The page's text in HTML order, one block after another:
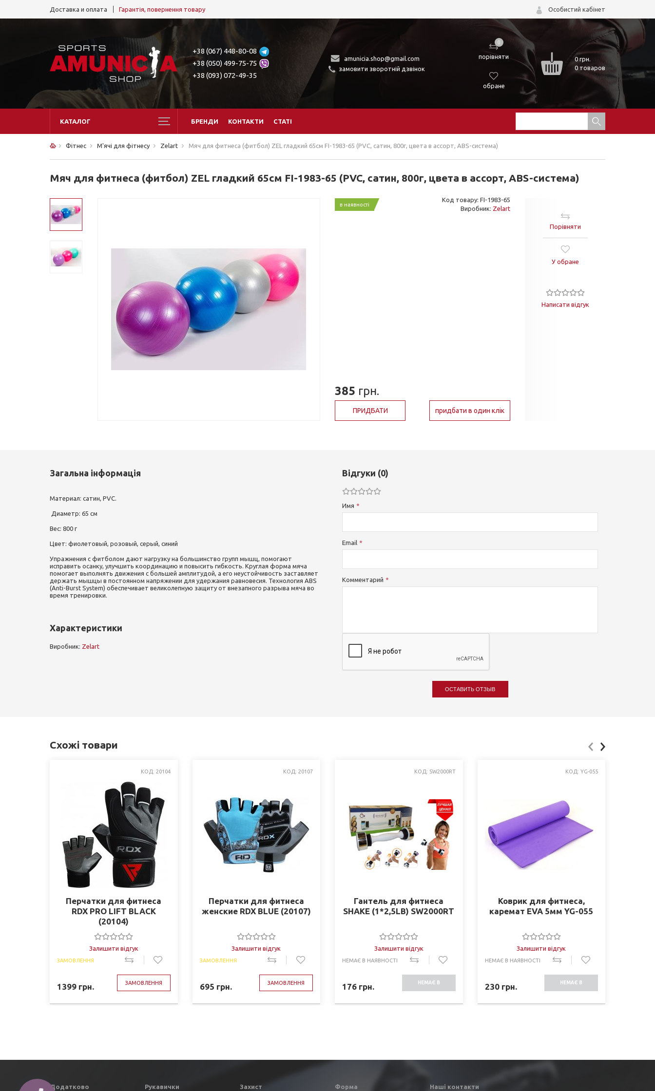
Доставка и оплата Гарантія, повернення товару Особистий кабінет
+38 (067) 448-80-08
+38 (050) 499-75-75
+38 (093) 072-49-35
amunicia.shop@gmail.com
замовити зворотній дзвінок
0
порівняти
обране
0грн.
0 товаров
КАТАЛОГ БРЕНДИ КОНТАКТИ СТАТІ
Фітнес М'ячі для фітнесу Zelart Мяч для фитнеса (фитбол) ZEL гладкий 65см FI-1983-65 (PVC, сатин, 800г, цвета в ассорт, ABS-система)
Мяч для фитнеса (фитбол) ZEL гладкий 65см FI-1983-65 (PVC, сатин, 800г, цвета в ассорт, ABS-система)
в наявності
Код товару: FI-1983-65
Виробник: Zelart
385 грн.
ПРИДБАТИ придбати в один клік
Порівняти
У обране
Написати відгук
Загальна інформація
Материал: сатин, PVC.
Диаметр: 65 см
Вес: 800 г
Цвет: фиолетовый, розовый, серый, синий
Упражнения с фитболом дают нагрузку на большинство групп мышц, помогают
исправить осанку, улучшить координацию и повысить гибкость. Круглая форма мяча
помогает выполнять движения с большей амплитудой, а его неустойчивость заставляет
держать мышцы в постоянном напряжении для удержания равновесия. Технология ABS
(Anti-Burst System) обеспечивает великолепную защиту от внезапного разрыва мяча во
время тренировки.
Характеристики
Виробник: Zelart
Відгуки (0)
Имя
Email
Комментарий
ОСТАВИТЬ ОТЗЫВ
Схожі товари
КОД: 20104
Перчатки для фитнеса
RDX PRO LIFT BLACK
(20104)
Залишити відгук
ЗАМОВЛЕННЯ
1399 грн. ЗАМОВЛЕННЯ
КОД: 20107
Перчатки для фитнеса
женские RDX BLUE (20107)
Залишити відгук
ЗАМОВЛЕННЯ
695 грн. ЗАМОВЛЕННЯ
КОД: SW2000RT
Гантель для фитнеса
SHAKE (1*2,5LB) SW2000RT
Залишити відгук
НЕМАЄ В НАЯВНОСТІ
176 грн. НЕМАЄ В
КОД: YG-055
Коврик для фитнеса,
каремат EVA 5мм YG-055
Залишити відгук
НЕМАЄ В НАЯВНОСТІ
230грн. НЕМАЄ В
Додатково Рукавички Захист Форма Наші контакти